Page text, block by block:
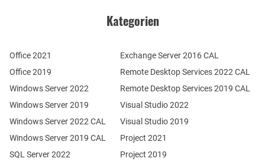
Kategorien
Office 2021
Office 2019
Windows Server 2022
Windows Server 2019
SQL Server 2022
Windows Server 2022 CAL
Windows Server 2019 CAL
Remote Desktop Services 2022 CAL
Remote Desktop Services 2019 CAL
Exchange Server 2016 CAL
Visual Studio 2022
Visual Studio 2019
Project 2021
Project 2019